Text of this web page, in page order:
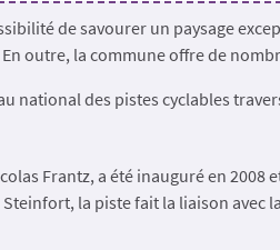
de savourer un paysage
outre, la commune offre de
national des pistes cyclables
Frantz, a été inauguré en 2008
la piste fait la liaison avec